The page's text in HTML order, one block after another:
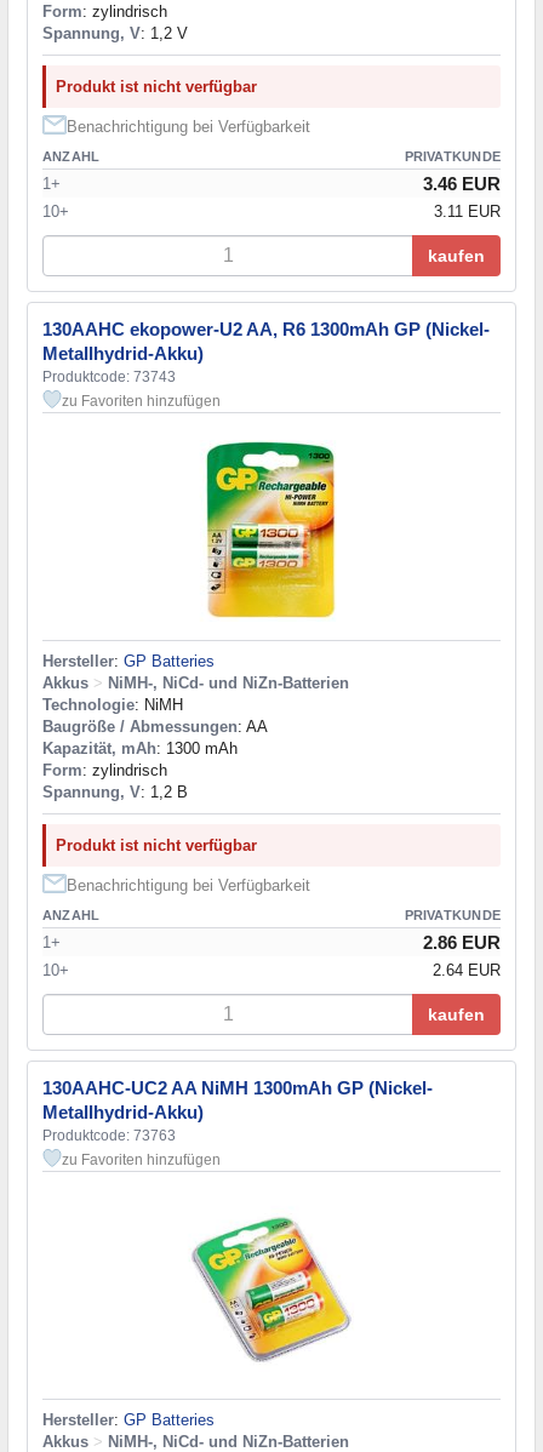
Form: zylindrisch
Spannung, V: 1,2 V
Produkt ist nicht verfügbar
Benachrichtigung bei Verfügbarkeit
ANZAHL PRIVATKUNDE
1+ 3.46 EUR
10+ 3.11 EUR
kaufen
130AAHC ekopower-U2 AA, R6 1300mAh GP (Nickel-
Metallhydrid-Akku)
Produktcode: 73743
zu Favoriten hinzufügen
Hersteller: GP Batteries
Akkus > NiMH-, NiCd- und NiZn-Batterien
Technologie: NiMH
Baugröße / Abmessungen: AA
Kapazität, mAh: 1300 mAh
Form: zylindrisch
Spannung, V: 1,2 В
Produkt ist nicht verfügbar
Benachrichtigung bei Verfügbarkeit
ANZAHL PRIVATKUNDE
1+ 2.86 EUR
10+ 2.64 EUR
kaufen
130AAHC-UC2 AA NiMH 1300mAh GP (Nickel-
Metallhydrid-Akku)
Produktcode: 73763
zu Favoriten hinzufügen
Hersteller: GP Batteries
Akkus > NiMH-, NiCd- und NiZn-Batterien